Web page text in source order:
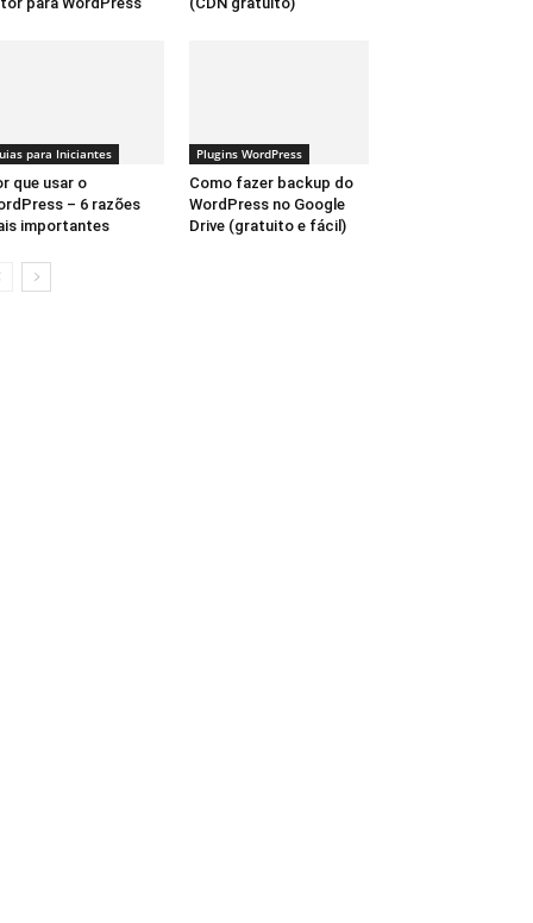
para Iniciantes
que usar o
– 6 razões
importantes
Plugins WordPress
Como fazer backup do
WordPress no Google
Drive (gratuito e fácil)